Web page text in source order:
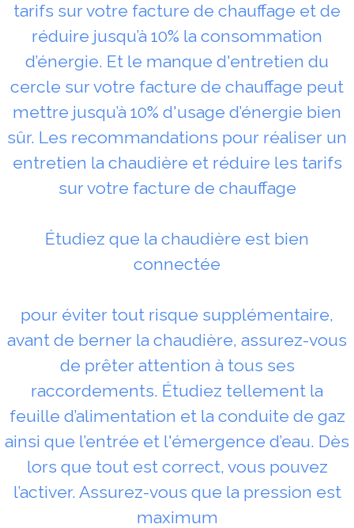
tarifs sur votre facture de chauffage et de
réduire jusqu’à 10% la consommation
d’énergie. Et le manque d'entretien du
cercle sur votre facture de chauffage peut
mettre jusqu’à 10% d'usage d’énergie bien
sûr. Les recommandations pour réaliser un
entretien la chaudière et réduire les tarifs
sur votre facture de chauffage
Étudiez que la chaudière est bien
connectée
pour éviter tout risque supplémentaire,
avant de berner la chaudière, assurez-vous
de prêter attention à tous ses
raccordements. Étudiez tellement la
feuille d’alimentation et la conduite de gaz
ainsi que l’entrée et l'émergence d’eau. Dès
lors que tout est correct, vous pouvez
l’activer. Assurez-vous que la pression est
maximum